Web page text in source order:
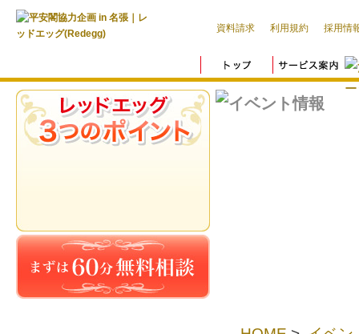
資料請求 利用規約 採用情